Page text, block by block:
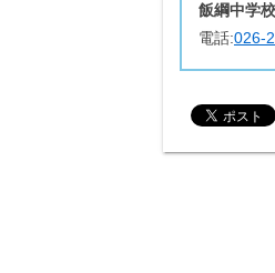
飯綱中学校
電話:026-